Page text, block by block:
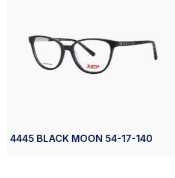
AXESS 2742 BLACK 50-20-140